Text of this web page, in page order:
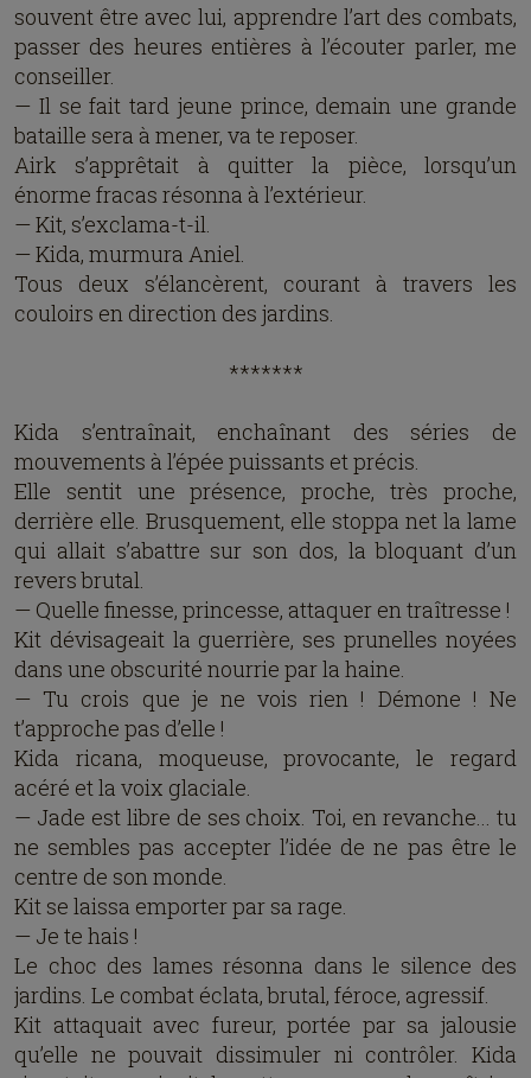
souvent être avec lui, apprendre l’art des combats,
passer des heures entières à l’écouter parler, me
conseiller.
— Il se fait tard jeune prince, demain une grande
bataille sera à mener, va te reposer.
Airk s’apprêtait à quitter la pièce, lorsqu’un
énorme fracas résonna à l’extérieur.
— Kit, s’exclama-t-il.
— Kida, murmura Aniel.
Tous deux s’élancèrent, courant à travers les
couloirs en direction des jardins.
*******
Kida s’entraînait, enchaînant des séries de
mouvements à l’épée puissants et précis.
Elle sentit une présence, proche, très proche,
derrière elle. Brusquement, elle stoppa net la lame
qui allait s’abattre sur son dos, la bloquant d’un
revers brutal.
— Quelle finesse, princesse, attaquer en traîtresse !
Kit dévisageait la guerrière, ses prunelles noyées
dans une obscurité nourrie par la haine.
— Tu crois que je ne vois rien ! Démone ! Ne
t’approche pas d’elle !
Kida ricana, moqueuse, provocante, le regard
acéré et la voix glaciale.
— Jade est libre de ses choix. Toi, en revanche... tu
ne sembles pas accepter l’idée de ne pas être le
centre de son monde.
Kit se laissa emporter par sa rage.
— Je te hais !
Le choc des lames résonna dans le silence des
jardins. Le combat éclata, brutal, féroce, agressif.
Kit attaquait avec fureur, portée par sa jalousie
qu’elle ne pouvait dissimuler ni contrôler. Kida